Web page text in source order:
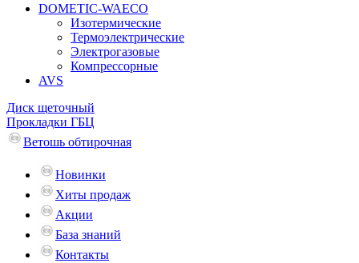
DOMETIC-WAECO
Изотермические
Термоэлектрические
Электрогазовые
Компрессорные
AVS
Диск щеточный
Прокладки ГБЦ
Ветошь обтирочная
Новинки
Хиты продаж
Акции
База знаний
Контакты